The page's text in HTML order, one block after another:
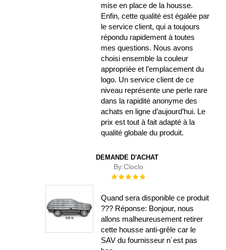
mise en place de la housse.
Enfin, cette qualité est égalée par
le service client, qui a toujours
répondu rapidement à toutes
mes questions. Nous avons
choisi ensemble la couleur
appropriée et l’emplacement du
logo. Un service client de ce
niveau représente une perle rare
dans la rapidité anonyme des
achats en ligne d’aujourd’hui. Le
prix est tout à fait adapté à la
qualité globale du produit.
DEMANDE D'ACHAT
By:Cloclo
Évaluation :
Quand sera disponible ce produit
??? Réponse: Bonjour, nous
allons malheureusement retirer
cette housse anti-grêle car le
SAV du fournisseur n´est pas